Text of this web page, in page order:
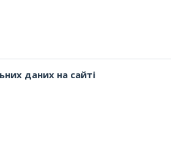
даних на сайті